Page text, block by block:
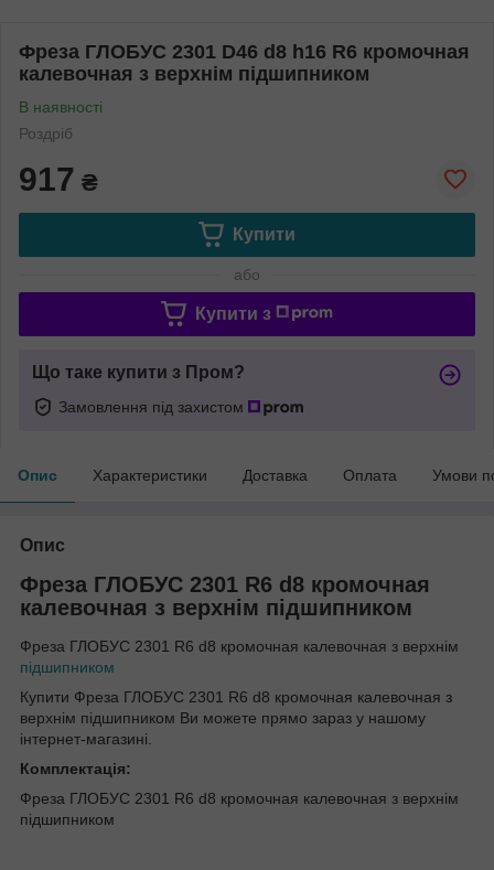
Фреза ГЛОБУС 2301 D46 d8 h16 R6 кромочная
калевочная з верхнім підшипником
В наявності
Роздріб
917 ₴
Купити
або
Купити з
Що таке купити з Пром?
Замовлення під захистом
Опис Характеристики Доставка Оплата Умови
Опис
Фреза ГЛОБУС 2301 R6 d8 кромочная
калевочная з верхнім підшипником
Фреза ГЛОБУС 2301 R6 d8 кромочная калевочная з верхнім
підшипником
Купити Фреза ГЛОБУС 2301 R6 d8 кромочная калевочная з
верхнім підшипником Ви можете прямо зараз у нашому
інтернет-магазині.
Комплектація:
Фреза ГЛОБУС 2301 R6 d8 кромочная калевочная з верхнім
підшипником